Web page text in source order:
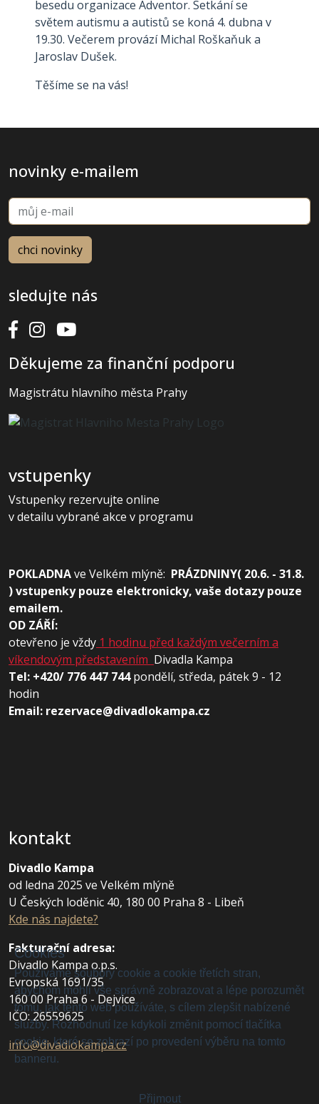
besedu organizace Adventor. Setkání se
světem autismu a autistů se koná 4. dubna v
19.30. Večerem provází Michal Roškaňuk a
Jaroslav Dušek.
Těšíme se na vás!
novinky e-mailem
sledujte nás
Děkujeme za finanční podporu
Magistrátu hlavního města Prahy
vstupenky
Vstupenky rezervujte online
v detailu vybrané akce v programu
POKLADNAve Velkém mlýně: PRÁZDNINY( 20.6. - 31.8.
) vstupenky pouze elektronicky, vaše dotazy pouze
emailem.
OD ZÁŘÍ:
otevřeno je vždy 1 hodinu před každým večerním a
víkendovým představením Divadla Kampa
Tel: +420/ 776 447 744pondělí, středa, pátek 9 - 12
hodin
Email: rezervace@divadlokampa.cz
kontakt
Divadlo Kampa
od ledna 2025 ve Velkém mlýně
U Českých loděnic 40, 180 00 Praha 8 - Libeň
Kde nás najdete?
Fakturační adresa:
Divadlo Kampa o.p.s.
Evropská 1691/35
160 00 Praha 6 - Dejvice
IČO: 26559625
info@divadlokampa.cz
Cookies
Používáme soubory cookie a cookie třetích stran,
abychom mohli vše správně zobrazovat a lépe porozumět
tomu, jak tento web používáte, s cílem zlepšit nabízené
služby. Rozhodnutí lze kdykoli změnit pomocí tlačítka
cookie, které se zobrazí po provedení výběru na tomto
banneru.
Přijmout